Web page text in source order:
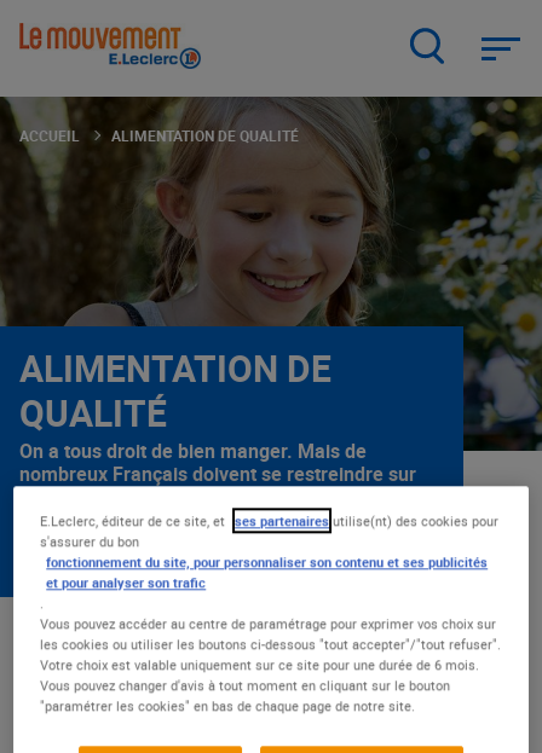
ACCUEIL ALIMENTATION DE QUALITÉ
ALIMENTATION DE
QUALITÉ
On a tous droit de bien manger. Mais de
nombreux Français doivent se restreindre sur
moyens. C’est pourquoi E.Leclerc se bat
chaque jour pour plus de qualité et
d’accessibilité.
NUTRITION & QUALITÉ
E.Leclerc, éditeur de ce site, et ses partenaires utilise(nt) des cookies pour
s'assurer du bon
fonctionnement du site, pour personnaliser son contenu et ses publicités
et pour analyser son trafic
.
Vous pouvez accéder au centre de paramétrage pour exprimer vos choix sur
les cookies ou utiliser les boutons ci-dessous "tout accepter"/"tout refuser".
Votre choix est valable uniquement sur ce site pour une durée de 6 mois.
Vous pouvez changer d'avis à tout moment en cliquant sur le bouton
"paramétrer les cookies" en bas de chaque page de notre site.